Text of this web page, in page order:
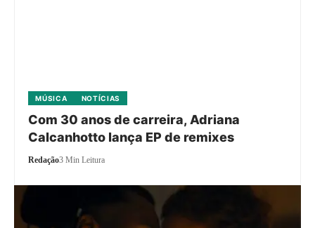
MÚSICA NOTÍCIAS
Com 30 anos de carreira, Adriana
Calcanhotto lança EP de remixes
Redação3 Min Leitura